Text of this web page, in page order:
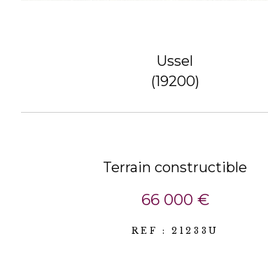
Ussel
(19200)
Terrain constructible
66 000 €
REF : 21233U